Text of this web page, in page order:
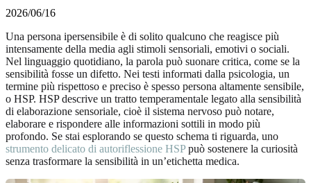
2026/06/16
Una persona ipersensibile è di solito qualcuno che reagisce più
intensamente della media agli stimoli sensoriali, emotivi o sociali.
Nel linguaggio quotidiano, la parola può suonare critica, come se la
sensibilità fosse un difetto. Nei testi informati dalla psicologia, un
termine più rispettoso e preciso è spesso persona altamente sensibile,
o HSP. HSP descrive un tratto temperamentale legato alla sensibilità
di elaborazione sensoriale, cioè il sistema nervoso può notare,
elaborare e rispondere alle informazioni sottili in modo più
profondo. Se stai esplorando se questo schema ti riguarda, uno
strumento delicato di autoriflessione HSPpuò sostenere la curiosità
senza trasformare la sensibilità in un’etichetta medica.